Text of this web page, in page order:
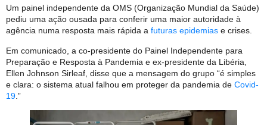
Um painel independente da OMS (Organização Mundial da Saúde)
pediu uma ação ousada para conferir uma maior autoridade à
agência numa resposta mais rápida a futuras epidemias e crises.
Em comunicado, a co-presidente do Painel Independente para
Preparação e Resposta à Pandemia e ex-presidente da Libéria,
Ellen Johnson Sirleaf, disse que a mensagem do grupo “é simples
e clara: o sistema atual falhou em proteger da pandemia de Covid-
19 .”